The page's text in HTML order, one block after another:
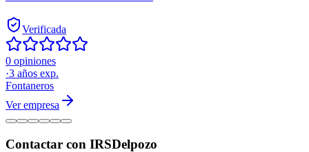
Verificada
0 opiniones
·3 años exp.
Fontaneros
Ver empresa
Contactar con IRSDelpozo